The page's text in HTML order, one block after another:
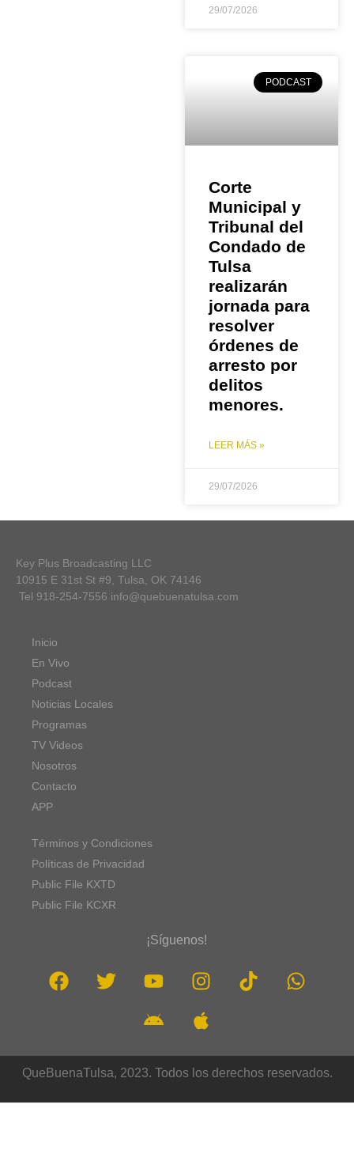
29/07/2026
PODCAST
Corte
Municipal y
Tribunal del
Condado de
Tulsa
realizarán
jornada para
resolver
órdenes de
arresto por
delitos
menores.
LEER MÁS »
29/07/2026
Key Plus Broadcasting LLC
10915 E 31st St #9, Tulsa, OK 74146
Tel 918-254-7556 info@quebuenatulsa.com
Inicio
En Vivo
Podcast
Noticias Locales
Programas
TV Videos
Nosotros
Contacto
APP
Términos y Condiciones
Políticas de Privacidad
Public File KXTD
Public File KCXR
¡Síguenos!
QueBuenaTulsa, 2023. Todos los derechos reservados.